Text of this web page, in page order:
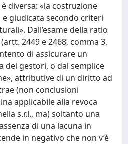
è diversa: «la costruzione
giudicata secondo criteri
Dall’esame della ratio
2449 e 2468, comma 3,
di assicurare un
dei gestori, o dal semplice
attributive di un diritto ad
(non conclusioni
applicabile alla revoca
s.r.l., ma) soltanto una
di una lacuna in
in negativo che non v’è